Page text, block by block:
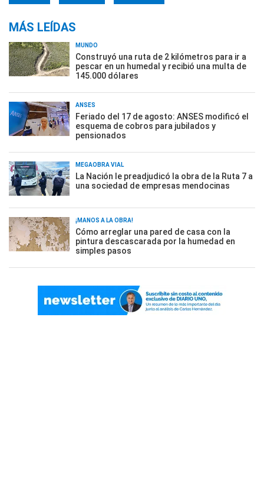
MÁS LEÍDAS
MUNDO
Construyó una ruta de 2 kilómetros para ir a
pescar en un humedal y recibió una multa de
145.000 dólares
ANSES
Feriado del 17 de agosto: ANSES modificó el
esquema de cobros para jubilados y
pensionados
MEGAOBRA VIAL
La Nación le preadjudicó la obra de la Ruta 7 a
una sociedad de empresas mendocinas
¡MANOS A LA OBRA!
Cómo arreglar una pared de casa con la
pintura descascarada por la humedad en
simples pasos